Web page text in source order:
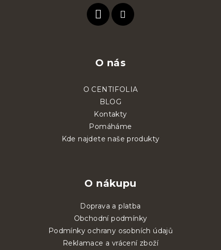
O nás
O CENTIFOLIA
BLOG
Kontakty
Pomáháme
Kde najdete naše produkty
O nákupu
Doprava a platba
Obchodní podmínky
Podmínky ochrany osobních údajů
Reklamace a vrácení zboží